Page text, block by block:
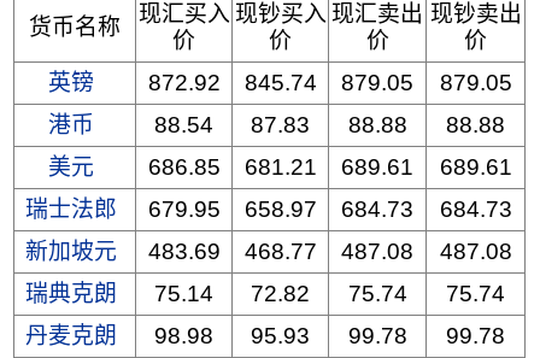
货币名称
现汇买入
价
现钞买入
价
现汇卖出
价
现钞卖出
价
英镑
872.92 845.74 879.05
879.05
港币
88.54 87.83 88.88
88.88
美元
686.85 681.21 689.61
689.61
瑞士法郎
679.95 658.97 684.73
684.73
新加坡元
483.69 468.77 487.08
487.08
瑞典克朗
75.14 72.82 75.74
75.74
丹麦克朗
98.98 95.93 99.78
99.78